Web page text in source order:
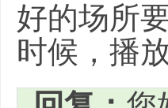
好的场所
时候，播